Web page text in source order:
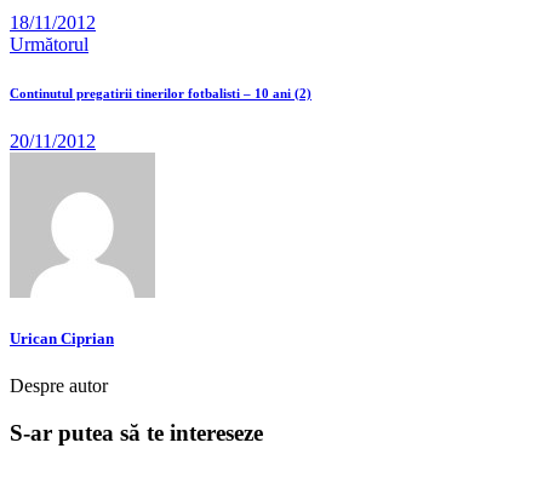
18/11/2012
Următorul
Continutul pregatirii tinerilor fotbalisti – 10 ani (2)
20/11/2012
Urican Ciprian
Despre autor
S-ar putea să te intereseze